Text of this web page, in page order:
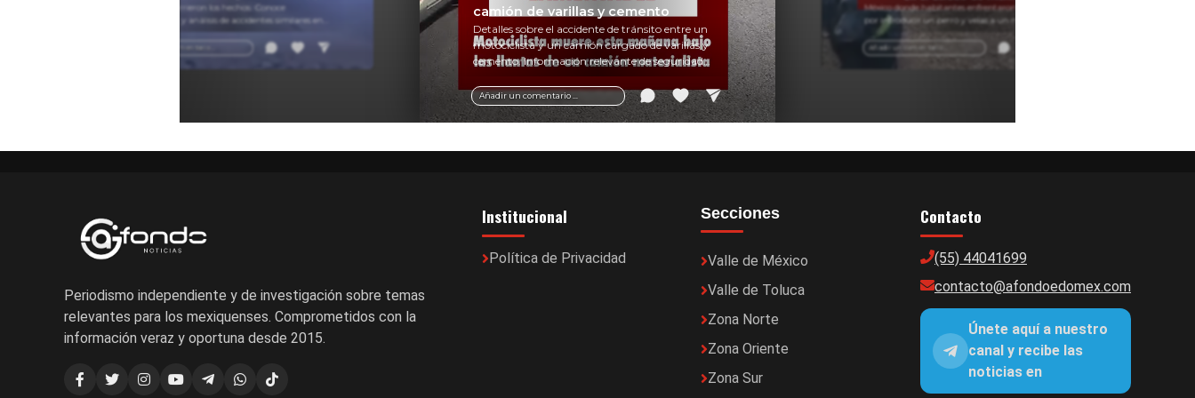
Añadir un comentario ...
camión de varillas y cemento
Detalles sobre el accidente de tránsito entre un
motociclista y un camión cargado de varillas y
cemento. Información relevante de seguridad
vial y recomendaciones para motociclistas.
Añadir un comentario ...
México donde habitantes enfrentaron a personas
por introducir un perro y velas a un manantial.
Información sobre conflictos en comunidades del
Edomex.
y cómo ocurrieron los hechos. Conoce
testimonios y análisis de accidentes similares en
carretera para entender estos sucesos.
Periodismo independiente y de investigación sobre temas
relevantes para los mexiquenses. Comprometidos con la
información veraz y oportuna desde 2015.
Institucional
Política de Privacidad
Secciones
Valle de México
Valle de Toluca
Zona Norte
Zona Oriente
Zona Sur
Contacto
(55) 44041699
contacto@afondoedomex.com
Únete aquí a nuestro
canal y recibe las
noticias en